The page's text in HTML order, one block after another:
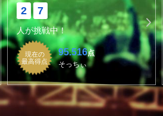
2 7
人が挑戦中！
現在の
最高得点
95.516点
そっちぃ